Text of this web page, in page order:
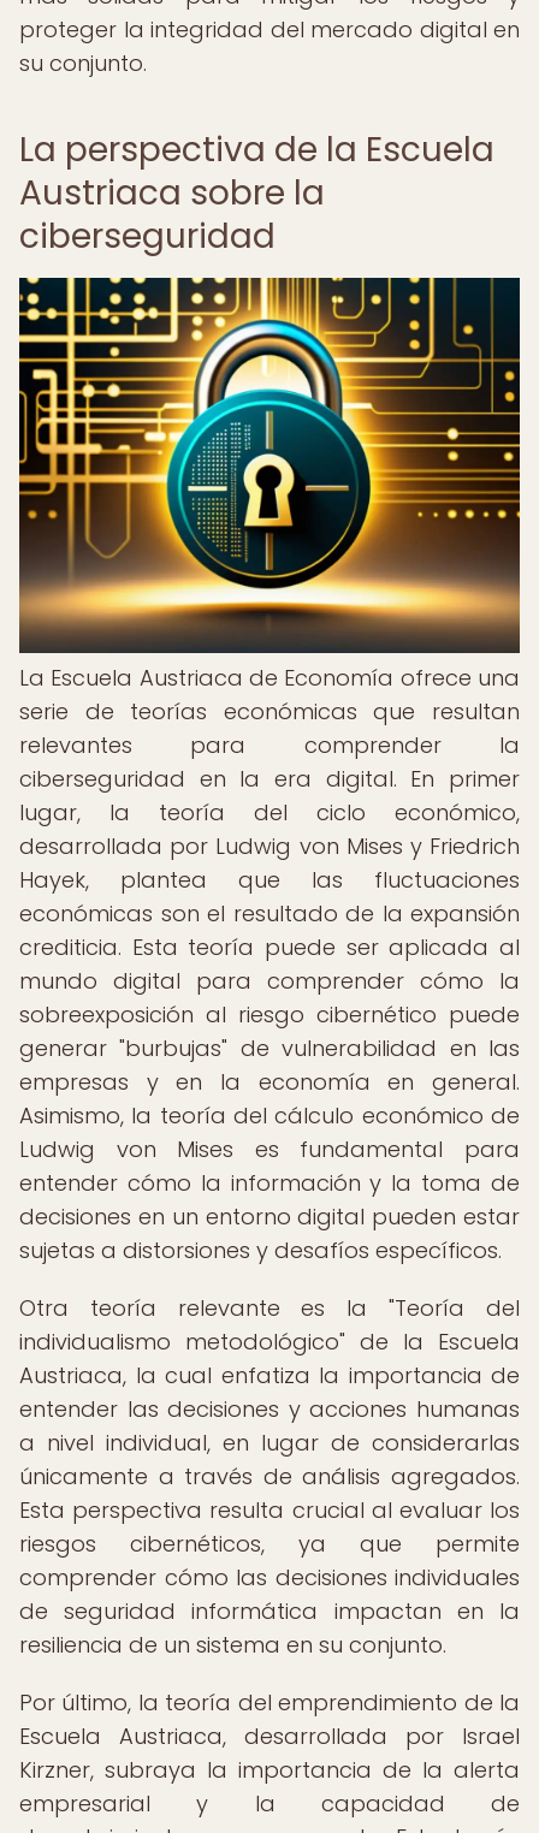
proteger la integridad del mercado digital en
su conjunto.
La perspectiva de la Escuela
Austriaca sobre la
ciberseguridad
La Escuela Austriaca de Economía ofrece una
serie de teorías económicas que resultan
relevantes para comprender la
ciberseguridad en la era digital. En primer
lugar, la teoría del ciclo económico,
desarrollada por Ludwig von Mises y Friedrich
Hayek, plantea que las fluctuaciones
económicas son el resultado de la expansión
crediticia. Esta teoría puede ser aplicada al
mundo digital para comprender cómo la
sobreexposición al riesgo cibernético puede
generar "burbujas" de vulnerabilidad en las
empresas y en la economía en general.
Asimismo, la teoría del cálculo económico de
Ludwig von Mises es fundamental para
entender cómo la información y la toma de
decisiones en un entorno digital pueden estar
sujetas a distorsiones y desafíos específicos.
Otra teoría relevante es la "Teoría del
individualismo metodológico" de la Escuela
Austriaca, la cual enfatiza la importancia de
entender las decisiones y acciones humanas
a nivel individual, en lugar de considerarlas
únicamente a través de análisis agregados.
Esta perspectiva resulta crucial al evaluar los
riesgos cibernéticos, ya que permite
comprender cómo las decisiones individuales
de seguridad informática impactan en la
resiliencia de un sistema en su conjunto.
Por último, la teoría del emprendimiento de la
Escuela Austriaca, desarrollada por Israel
Kirzner, subraya la importancia de la alerta
empresarial y la capacidad de